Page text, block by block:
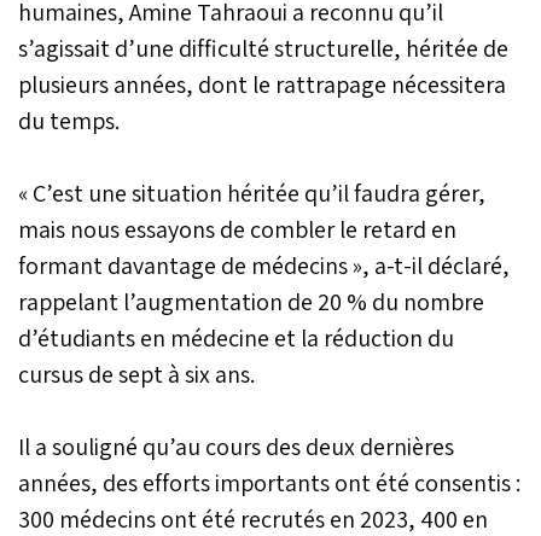
humaines, Amine Tahraoui a reconnu qu’il
s’agissait d’une difficulté structurelle, héritée de
plusieurs années, dont le rattrapage nécessitera
du temps.
« C’est une situation héritée qu’il faudra gérer,
mais nous essayons de combler le retard en
formant davantage de médecins », a-t-il déclaré,
rappelant l’augmentation de 20 % du nombre
d’étudiants en médecine et la réduction du
cursus de sept à six ans.
Il a souligné qu’au cours des deux dernières
années, des efforts importants ont été consentis :
300 médecins ont été recrutés en 2023, 400 en